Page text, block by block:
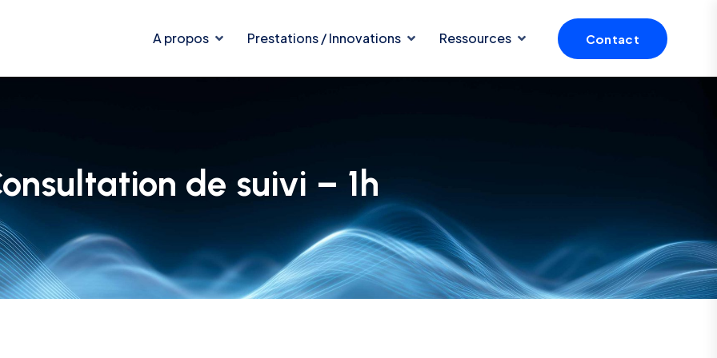
A propos Prestations / Innovations Ressources Contact
de suivi – 1h